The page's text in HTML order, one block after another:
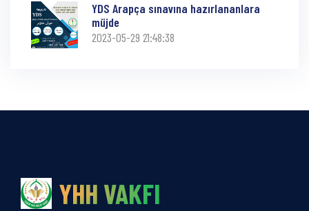
YDS Arapça sınavına hazırlananlara
müjde
2023-05-29 21:48:38
YHH VAKFI